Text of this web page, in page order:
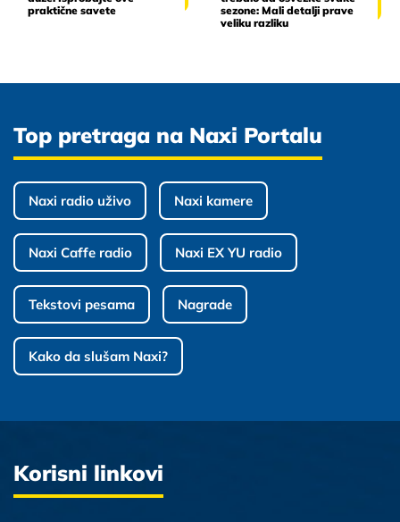
praktične savete
sezone: Mali detalji prave
veliku razliku
Top pretraga na Naxi Portalu
Naxi radio uživo Naxi kamere
Naxi Caffe radio Naxi EX YU radio
Tekstovi pesama Nagrade
Kako da slušam Naxi?
Korisni linkovi